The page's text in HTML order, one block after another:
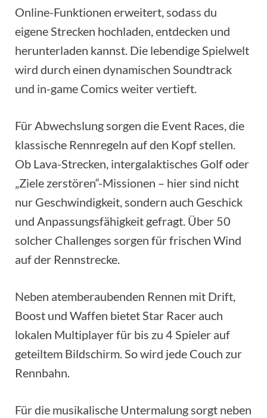
Online-Funktionen erweitert, sodass du
eigene Strecken hochladen, entdecken und
herunterladen kannst. Die lebendige Spielwelt
wird durch einen dynamischen Soundtrack
und in-game Comics weiter vertieft.
Für Abwechslung sorgen die Event Races, die
klassische Rennregeln auf den Kopf stellen.
Ob Lava-Strecken, intergalaktisches Golf oder
„Ziele zerstören“-Missionen – hier sind nicht
nur Geschwindigkeit, sondern auch Geschick
und Anpassungsfähigkeit gefragt. Über 50
solcher Challenges sorgen für frischen Wind
auf der Rennstrecke.
Neben atemberaubenden Rennen mit Drift,
Boost und Waffen bietet Star Racer auch
lokalen Multiplayer für bis zu 4 Spieler auf
geteiltem Bildschirm. So wird jede Couch zur
Rennbahn.
Für die musikalische Untermalung sorgt neben